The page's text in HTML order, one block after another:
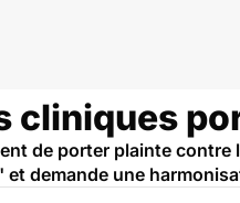
cliniques
de porter plainte
demande une